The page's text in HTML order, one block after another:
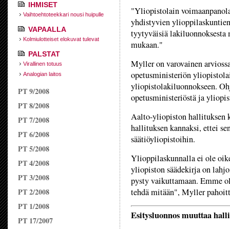
IHMISET
Vaihtoehtoteekkari nousi huipulle
VAPAALLA
Kolmiulotteiset elokuvat tulevat
PALSTAT
Virallinen totuus
Analogian laitos
PT 9/2008
PT 8/2008
PT 7/2008
PT 6/2008
PT 5/2008
PT 4/2008
PT 3/2008
PT 2/2008
PT 1/2008
PT 17/2007
"Yliopistolain
yhdistyvien
tyytyväisiä lakiluonnoksesta
mukaan."
Myller on varovainen
opetusministeriön
yliopistolakiluonnokseen.
opetusministeriöstä ja
Aalto-yliopiston hallituksen
hallituksen kannaksi, ettei
säätiöyliopistoihin.
Ylioppilaskunnalla ei ole
yliopiston säädekirja on
pysty vaikuttamaan. Emme
tehdä mitään", Myller
Esitysluonnos muuttaa